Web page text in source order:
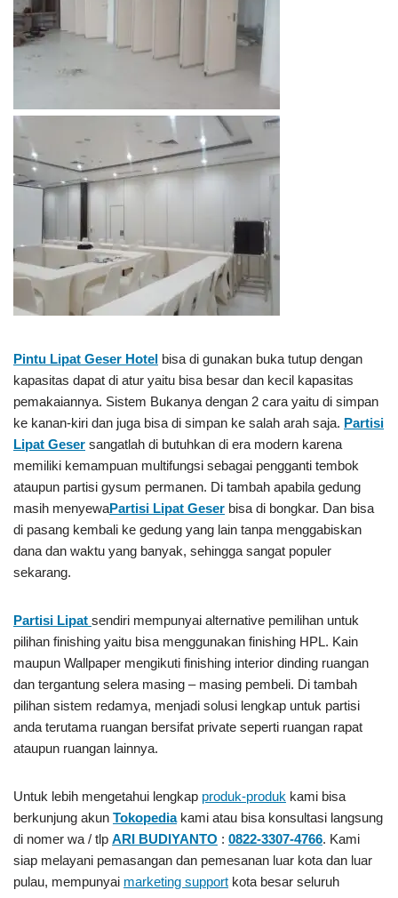
Pintu Lipat Geser Hotel bisa di gunakan buka tutup dengan
kapasitas dapat di atur yaitu bisa besar dan kecil kapasitas
pemakaiannya. Sistem Bukanya dengan 2 cara yaitu di simpan
ke kanan-kiri dan juga bisa di simpan ke salah arah saja. Partisi
Lipat Geser sangatlah di butuhkan di era modern karena
memiliki kemampuan multifungsi sebagai pengganti tembok
ataupun partisi gysum permanen. Di tambah apabila gedung
masih menyewaPartisi Lipat Geser bisa di bongkar. Dan bisa
di pasang kembali ke gedung yang lain tanpa menggabiskan
dana dan waktu yang banyak, sehingga sangat populer
sekarang.
Partisi Lipat sendiri mempunyai alternative pemilihan untuk
pilihan finishing yaitu bisa menggunakan finishing HPL. Kain
maupun Wallpaper mengikuti finishing interior dinding ruangan
dan tergantung selera masing – masing pembeli. Di tambah
pilihan sistem redamya, menjadi solusi lengkap untuk partisi
anda terutama ruangan bersifat private seperti ruangan rapat
ataupun ruangan lainnya.
Untuk lebih mengetahui lengkap produk-produk kami bisa
berkunjung akun Tokopediakami atau bisa konsultasi langsung
di nomer wa / tlp ARI BUDIYANTO : 0822-3307-4766. Kami
siap melayani pemasangan dan pemesanan luar kota dan luar
pulau, mempunyai marketing support kota besar seluruh